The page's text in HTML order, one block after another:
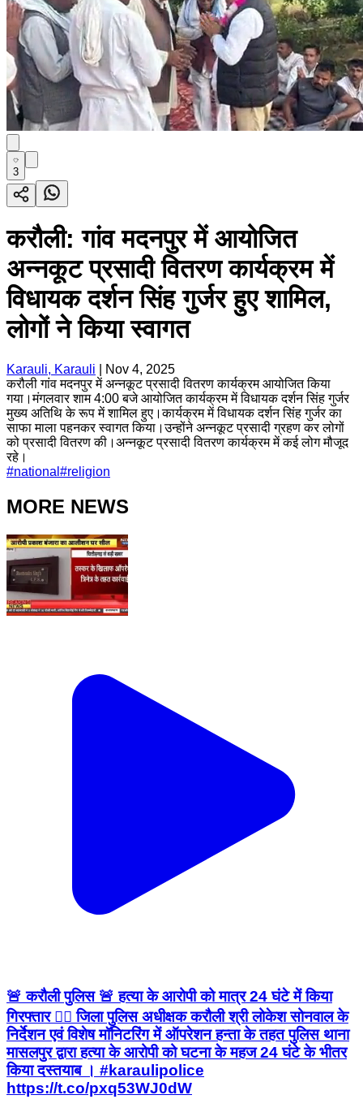
3
करौली: गांव मदनपुर में आयोजित
अन्नकूट प्रसादी वितरण कार्यक्रम में
विधायक दर्शन सिंह गुर्जर हुए शामिल,
लोगों ने किया स्वागत
Karauli, Karauli
Nov 4, 2025
करौली गांव मदनपुर में अन्नकूट प्रसादी वितरण कार्यक्रम आयोजित किया
गया।मंगलवार शाम 4:00 बजे आयोजित कार्यक्रम में विधायक दर्शन सिंह गुर्जर
मुख्य अतिथि के रूप में शामिल हुए।कार्यक्रम में विधायक दर्शन सिंह गुर्जर का
साफा माला पहनकर स्वागत किया।उन्होंने अन्नकूट प्रसादी ग्रहण कर लोगों
को प्रसादी वितरण की।अन्नकूट प्रसादी वितरण कार्यक्रम में कई लोग मौजूद
रहे।
#national #religion
MORE NEWS
🚨 करौली पुलिस 🚨 हत्या के आरोपी को मात्र 24 घंटे में किया
गिरफ्तार 👮‍♂️ जिला पुलिस अधीक्षक करौली श्री लोकेश सोनवाल के
निर्देशन एवं विशेष मॉनिटरिंग में ऑपरेशन हन्ता के तहत पुलिस थाना
मासलपुर द्वारा हत्या के आरोपी को घटना के महज 24 घंटे के भीतर
किया दस्तयाब । #karaulipolice
https://t.co/pxq53WJ0dW